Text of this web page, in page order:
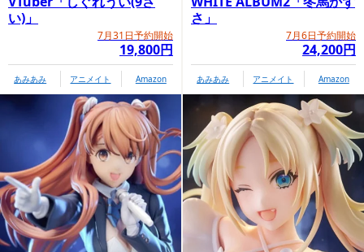
い)」
7月31日予約開始
19,800円
あみあみ アニメイト Amazon
さ」
7月6日予約開始
24,200円
あみあみ アニメイト Amazon